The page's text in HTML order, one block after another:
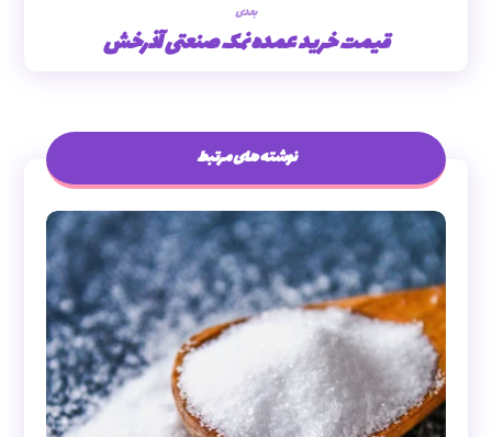
بعدی
قیمت خرید عمده نمک صنعتی آذرخش
نوشته های مرتبط